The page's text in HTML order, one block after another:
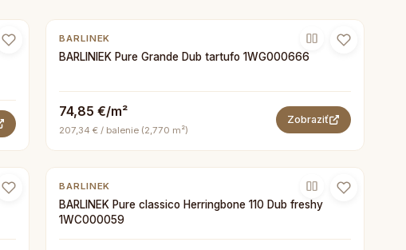
BARLINEK
BARLINIEK Pure Grande Dub tartufo 1WG000666
74,85 €/m²
207,34 € / balenie (2,770 m²)
Zobraziť
BARLINEK
BARLINEK Pure classico Herringbone 110 Dub freshy
1WC000059